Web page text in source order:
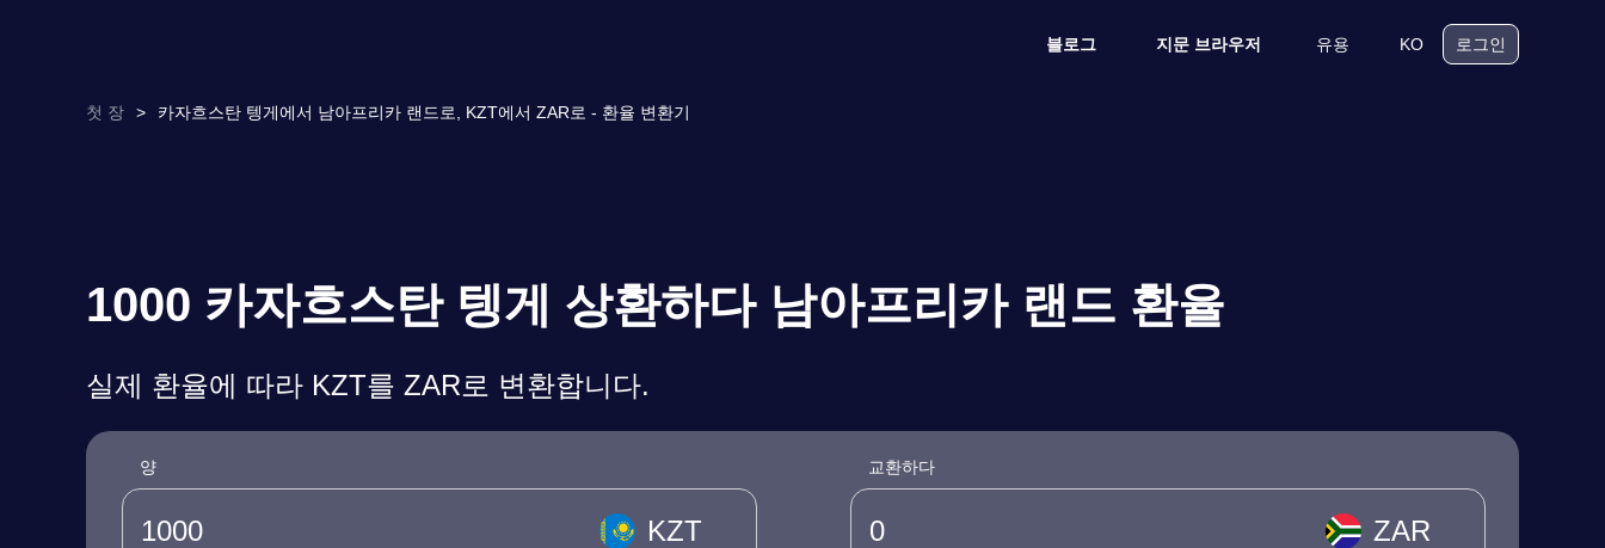
블로그 지문 브라우저 유용 KO 로그인
첫 장 > 카자흐스탄 텡게에서 남아프리카 랜드로, KZT에서 ZAR로 - 환율 변환기
1000 카자흐스탄 텡게 상환하다 남아프리카 랜드 환율
실제 환율에 따라 KZT를 ZAR로 변환합니다.
양
KZT
교환하다
ZAR